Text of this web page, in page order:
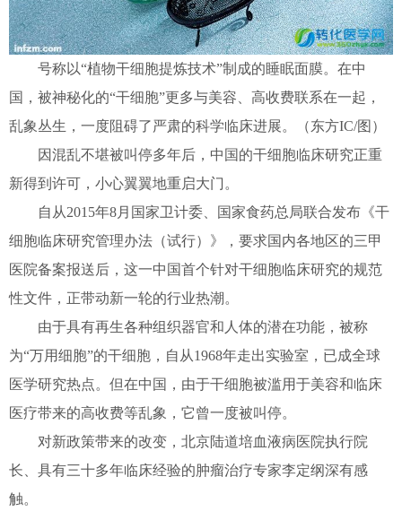
号称以“植物干细胞提炼技术”制成的睡眠面膜。在中
国，被神秘化的“干细胞”更多与美容、高收费联系在一起，
乱象丛生，一度阻碍了严肃的科学临床进展。（东方IC/图）
因混乱不堪被叫停多年后，中国的干细胞临床研究正重
新得到许可，小心翼翼地重启大门。
自从2015年8月国家卫计委、国家食药总局联合发布《干
细胞临床研究管理办法（试行）》，要求国内各地区的三甲
医院备案报送后，这一中国首个针对干细胞临床研究的规范
性文件，正带动新一轮的行业热潮。
由于具有再生各种组织器官和人体的潜在功能，被称
为“万用细胞”的干细胞，自从1968年走出实验室，已成全球
医学研究热点。但在中国，由于干细胞被滥用于美容和临床
医疗带来的高收费等乱象，它曾一度被叫停。
对新政策带来的改变，北京陆道培血液病医院执行院
长、具有三十多年临床经验的肿瘤治疗专家李定纲深有感
触。